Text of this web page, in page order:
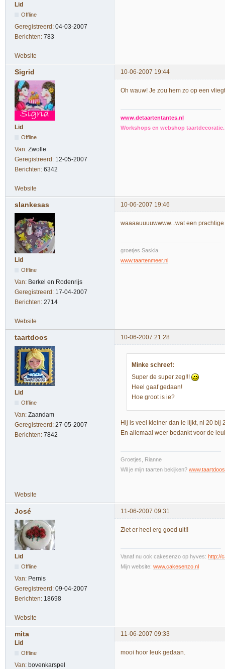
Lid
Offline
Geregistreerd: 04-03-2007
Berichten: 783
Website
Sigrid 10-06-2007 19:44
Lid
Offline
Van: Zwolle
Geregistreerd: 12-05-2007
Berichten: 6342
Oh wauw! Je zou hem zo op een
www.detaartentantes.nl
Workshops en webshop
Website
slankesas 10-06-2007 19:46
Lid
Offline
Van: Berkel en Rodenrijs
Geregistreerd: 17-04-2007
Berichten: 2714
waaaauuuuwwww...wat een
groetjes Saskia
www.taartenmeer.nl
Website
taartdoos 10-06-2007 21:28
Lid
Offline
Van: Zaandam
Geregistreerd: 27-05-2007
Berichten: 7842
Minke schreef:
Super de super zeg!!!
Heel gaaf gedaan!
Hoe groot is ie?
Hij is veel kleiner dan ie lijkt, nl 20 bij
En allemaal weer bedankt voor de
Groetjes, Rianne
Wil je mijn taarten bekijken?
Website
José 11-06-2007 09:31
Lid
Offline
Van: Pernis
Geregistreerd: 09-04-2007
Berichten: 18698
Ziet er heel erg goed uit!!
Vanaf nu ook cakesenzo op hyves: http://
Mijn website: www.cakesenzo.nl
Website
mita
11-06-2007 09:33
Lid
Offline
Van: bovenkarspel
mooi hoor leuk gedaan.